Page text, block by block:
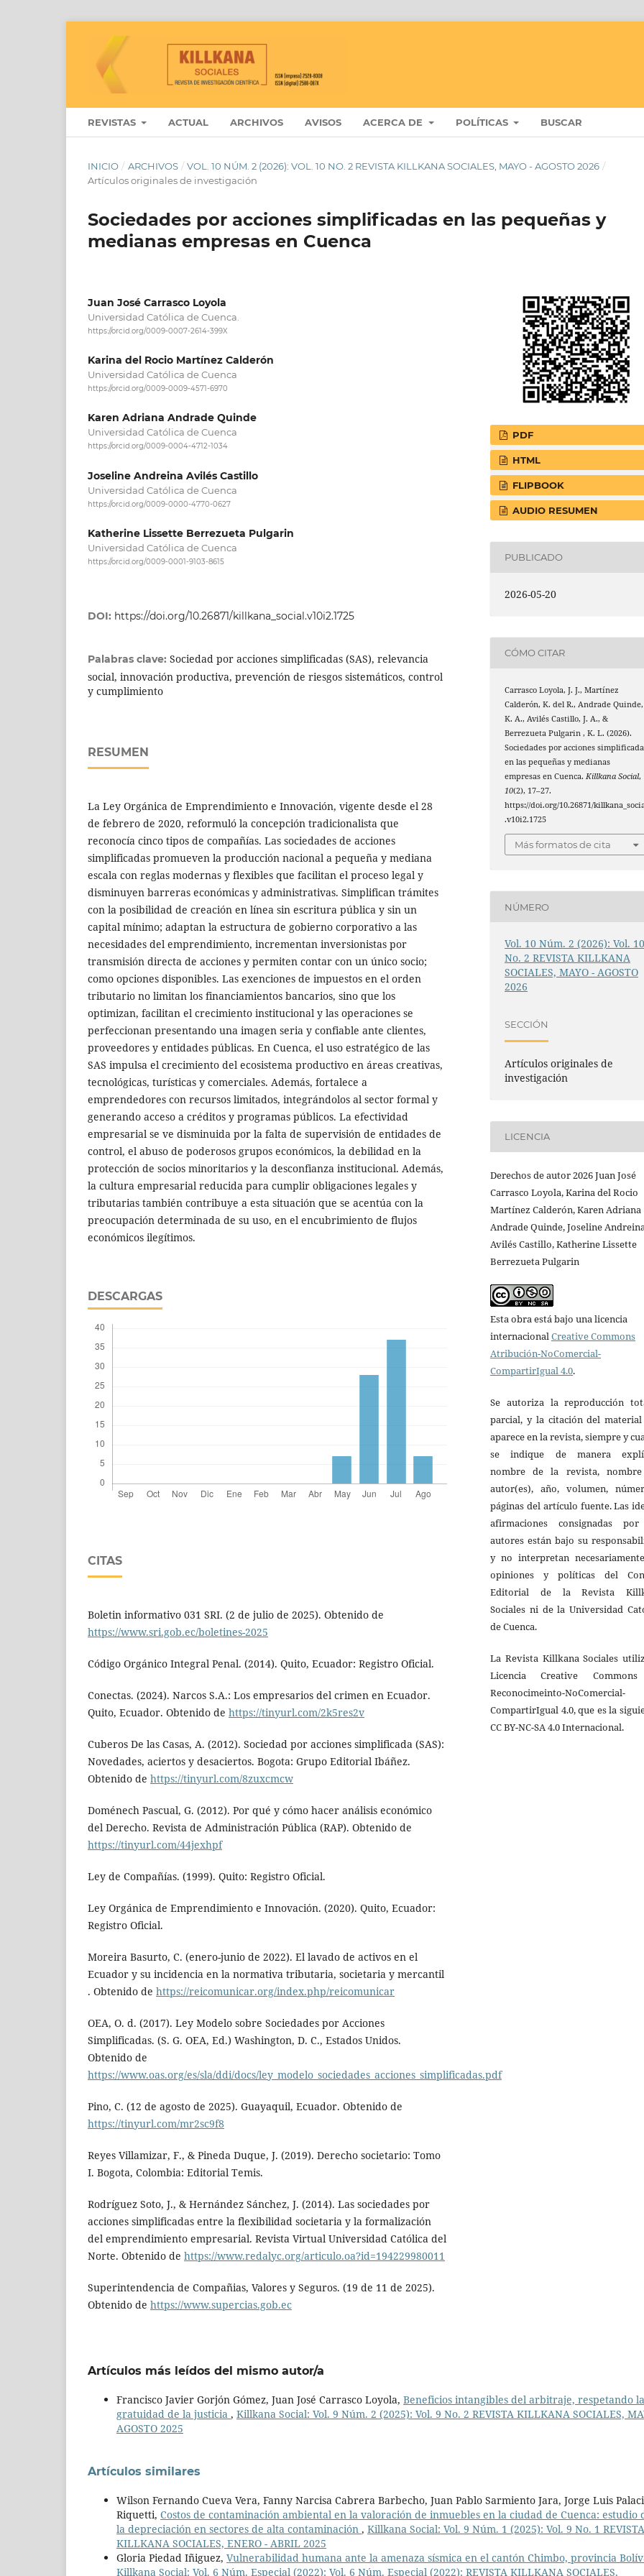
REVISTAS ACTUAL ARCHIVOS AVISOS ACERCA DE POLÍTICAS BUSCAR
INICIO / ARCHIVOS / VOL. 10 NÚM. 2 (2026): VOL. 10 NO. 2 REVISTA KILLKANA SOCIALES, MAYO - AGOSTO 2026 /
Artículos originales de investigación
Sociedades por acciones simplificadas en las pequeñas y
medianas empresas en Cuenca
Juan José Carrasco Loyola
Universidad Católica de Cuenca.
https://orcid.org/0009-0007-2614-399X
Karina del Rocio Martínez Calderón
Universidad Católica de Cuenca
https://orcid.org/0009-0009-4571-6970
Karen Adriana Andrade Quinde
Universidad Católica de Cuenca
https://orcid.org/0009-0004-4712-1034
Joseline Andreina Avilés Castillo
Universidad Católica de Cuenca
https://orcid.org/0009-0000-4770-0627
Katherine Lissette Berrezueta Pulgarin
Universidad Católica de Cuenca
https://orcid.org/0009-0001-9103-8615
DOI: https://doi.org/10.26871/killkana_social.v10i2.1725
Palabras clave: Sociedad por acciones simplificadas (SAS), relevancia
social, innovación productiva, prevención de riesgos sistemáticos, control
y cumplimiento
RESUMEN
La Ley Orgánica de Emprendimiento e Innovación, vigente desde el 28
de febrero de 2020, reformuló la concepción tradicionalista que
reconocía cinco tipos de compañías. Las sociedades de acciones
simplificadas promueven la producción nacional a pequeña y mediana
escala con reglas modernas y flexibles que facilitan el proceso legal y
disminuyen barreras económicas y administrativas. Simplifican trámites
con la posibilidad de creación en línea sin escritura pública y sin un
capital mínimo; adaptan la estructura de gobierno corporativo a las
necesidades del emprendimiento, incrementan inversionistas por
transmisión directa de acciones y permiten contar con un único socio;
como opciones disponibles. Las exenciones de impuestos en el orden
tributario no limitan los financiamientos bancarios, sino que los
optimizan, facilitan el crecimiento institucional y las operaciones se
perfeccionan presentando una imagen seria y confiable ante clientes,
proveedores y entidades públicas. En Cuenca, el uso estratégico de las
SAS impulsa el crecimiento del ecosistema productivo en áreas creativas,
tecnológicas, turísticas y comerciales. Además, fortalece a
emprendedores con recursos limitados, integrándolos al sector formal y
generando acceso a créditos y programas públicos. La efectividad
empresarial se ve disminuida por la falta de supervisión de entidades de
control, el abuso de poderosos grupos económicos, la debilidad en la
protección de socios minoritarios y la desconfianza institucional. Además,
la cultura empresarial reducida para cumplir obligaciones legales y
tributarias también contribuye a esta situación que se acentúa con la
preocupación determinada de su uso, en el encubrimiento de flujos
económicos ilegítimos.
DESCARGAS
CITAS
Boletin informativo 031 SRI. (2 de julio de 2025). Obtenido de
https://www.sri.gob.ec/boletines-2025
Código Orgánico Integral Penal. (2014). Quito, Ecuador: Registro Oficial.
Conectas. (2024). Narcos S.A.: Los empresarios del crimen en Ecuador.
Quito, Ecuador. Obtenido de https://tinyurl.com/2k5res2v
Cuberos De las Casas, A. (2012). Sociedad por acciones simplificada (SAS):
Novedades, aciertos y desaciertos. Bogota: Grupo Editorial Ibáñez.
Obtenido de https://tinyurl.com/8zuxcmcw
Doménech Pascual, G. (2012). Por qué y cómo hacer análisis económico
del Derecho. Revista de Administración Pública (RAP). Obtenido de
https://tinyurl.com/44jexhpf
Ley de Compañías. (1999). Quito: Registro Oficial.
Ley Orgánica de Emprendimiento e Innovación. (2020). Quito, Ecuador:
Registro Oficial.
Moreira Basurto, C. (enero-junio de 2022). El lavado de activos en el
Ecuador y su incidencia en la normativa tributaria, societaria y mercantil
. Obtenido de https://reicomunicar.org/index.php/reicomunicar
OEA, O. d. (2017). Ley Modelo sobre Sociedades por Acciones
Simplificadas. (S. G. OEA, Ed.) Washington, D. C., Estados Unidos.
Obtenido de
https://www.oas.org/es/sla/ddi/docs/ley_modelo_sociedades_acciones_simplificadas.pdf
Pino, C. (12 de agosto de 2025). Guayaquil, Ecuador. Obtenido de
https://tinyurl.com/mr2sc9f8
Reyes Villamizar, F., & Pineda Duque, J. (2019). Derecho societario: Tomo
I. Bogota, Colombia: Editorial Temis.
Rodríguez Soto, J., & Hernández Sánchez, J. (2014). Las sociedades por
acciones simplificadas entre la flexibilidad societaria y la formalización
del emprendimiento empresarial. Revista Virtual Universidad Católica del
Norte. Obtenido de https://www.redalyc.org/articulo.oa?id=194229980011
Superintendencia de Compañias, Valores y Seguros. (19 de 11 de 2025).
Obtenido de https://www.supercias.gob.ec
PDF
HTML
FLIPBOOK
AUDIO RESUMEN
PUBLICADO
2026-05-20
CÓMO CITAR
Carrasco Loyola, J. J., Martínez
Calderón, K. del R., Andrade Quinde,
K. A., Avilés Castillo, J. A., &
Berrezueta Pulgarin , K. L. (2026).
Sociedades por acciones
en las pequeñas y medianas
empresas en Cuenca.Killkana Social,
10(2), 17–27.
https://doi.org/10.26871/
.v10i2.1725
Más formatos de cita
NÚMERO
Vol. 10 Núm. 2 (2026): Vol.
No. 2 REVISTA KILLKANA
SOCIALES, MAYO - AGOSTO
2026
SECCIÓN
Artículos originales de
investigación
LICENCIA
Derechos de autor 2026 Juan José
Carrasco Loyola, Karina del Rocio
Martínez Calderón, Karen Adriana
Andrade Quinde, Joseline
Avilés Castillo, Katherine Lissette
Berrezueta Pulgarin
Esta obra está bajo una licencia
internacional Creative Commons
Atribución-NoComercial-
CompartirIgual 4.0.
Se autoriza la reproducción
parcial, y la citación del
aparece en la revista, siempre y
se indique de manera
nombre de la revista,
autor(es), año, volumen,
páginas del artículo fuente. Las
afirmaciones consignadas
autores están bajo su
y no interpretan
opiniones y políticas del
Editorial de la Revista
Sociales ni de la Universidad
de Cuenca.
La Revista Killkana Sociales
Licencia Creative
Reconocimeinto-NoComercial-
CompartirIgual 4.0, que es la
CC BY-NC-SA 4.0 Internacional.
Artículos más leídos del mismo autor/a
Francisco Javier Gorjón Gómez, Juan José Carrasco Loyola, Beneficios intangibles del arbitraje, respetando la
gratuidad de la justicia , Killkana Social: Vol. 9 Núm. 2 (2025): Vol. 9 No. 2 REVISTA KILLKANA SOCIALES,
AGOSTO 2025
Artículos similares
Wilson Fernando Cueva Vera, Fanny Narcisa Cabrera Barbecho, Juan Pablo Sarmiento Jara, Jorge Luis
Riquetti, Costos de contaminación ambiental en la valoración de inmuebles en la ciudad de Cuenca: estudio
la depreciación en sectores de alta contaminación , Killkana Social: Vol. 9 Núm. 1 (2025): Vol. 9 No. 1 REVISTA
KILLKANA SOCIALES, ENERO - ABRIL 2025
Gloria Piedad Iñiguez, Vulnerabilidad humana ante la amenaza sísmica en el cantón Chimbo, provincia
Killkana Social: Vol. 6 Núm. Especial (2022): Vol. 6 Núm. Especial (2022): REVISTA KILLKANA SOCIALES,